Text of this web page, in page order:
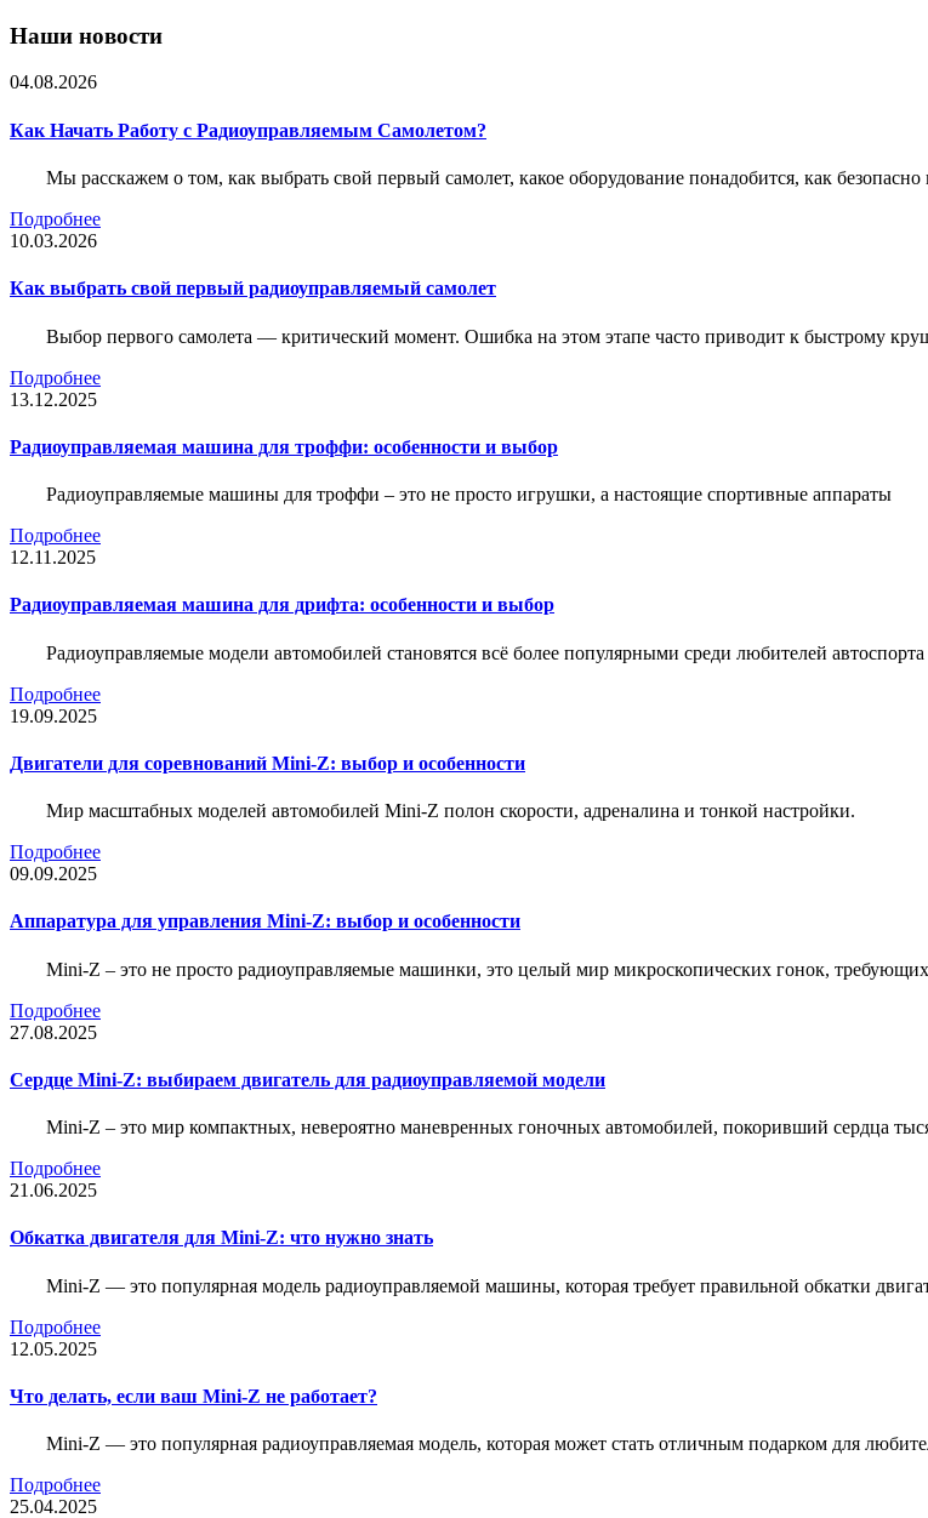
Наши новости
04.08.2026
Как Начать Работу с Радиоуправляемым Самолетом?
Мы расскажем о том, как выбрать свой первый самолет, какое оборудование понадобится, как
Подробнее
10.03.2026
Как выбрать свой первый радиоуправляемый самолет
Выбор первого самолета — критический момент. Ошибка на этом этапе часто приводит к быстрому
Подробнее
13.12.2025
Радиоуправляемая машина для троффи: особенности и выбор
Радиоуправляемые машины для троффи – это не просто игрушки, а настоящие спортивные аппараты
Подробнее
12.11.2025
Радиоуправляемая машина для дрифта: особенности и выбор
Радиоуправляемые модели автомобилей становятся всё более популярными среди любителей
Подробнее
19.09.2025
Двигатели для соревнований Mini-Z: выбор и особенности
Мир масштабных моделей автомобилей Mini-Z полон скорости, адреналина и тонкой настройки.
Подробнее
09.09.2025
Аппаратура для управления Mini-Z: выбор и особенности
Mini-Z – это не просто радиоуправляемые машинки, это целый мир микроскопических гонок,
Подробнее
27.08.2025
Сердце Mini-Z: выбираем двигатель для радиоуправляемой модели
Mini-Z – это мир компактных, невероятно маневренных гоночных автомобилей, покоривший сердца
Подробнее
21.06.2025
Обкатка двигателя для Mini-Z: что нужно знать
Mini-Z — это популярная модель радиоуправляемой машины, которая требует правильной обкатки
Подробнее
12.05.2025
Что делать, если ваш Mini-Z не работает?
Mini-Z — это популярная радиоуправляемая модель, которая может стать отличным подарком для
Подробнее
25.04.2025